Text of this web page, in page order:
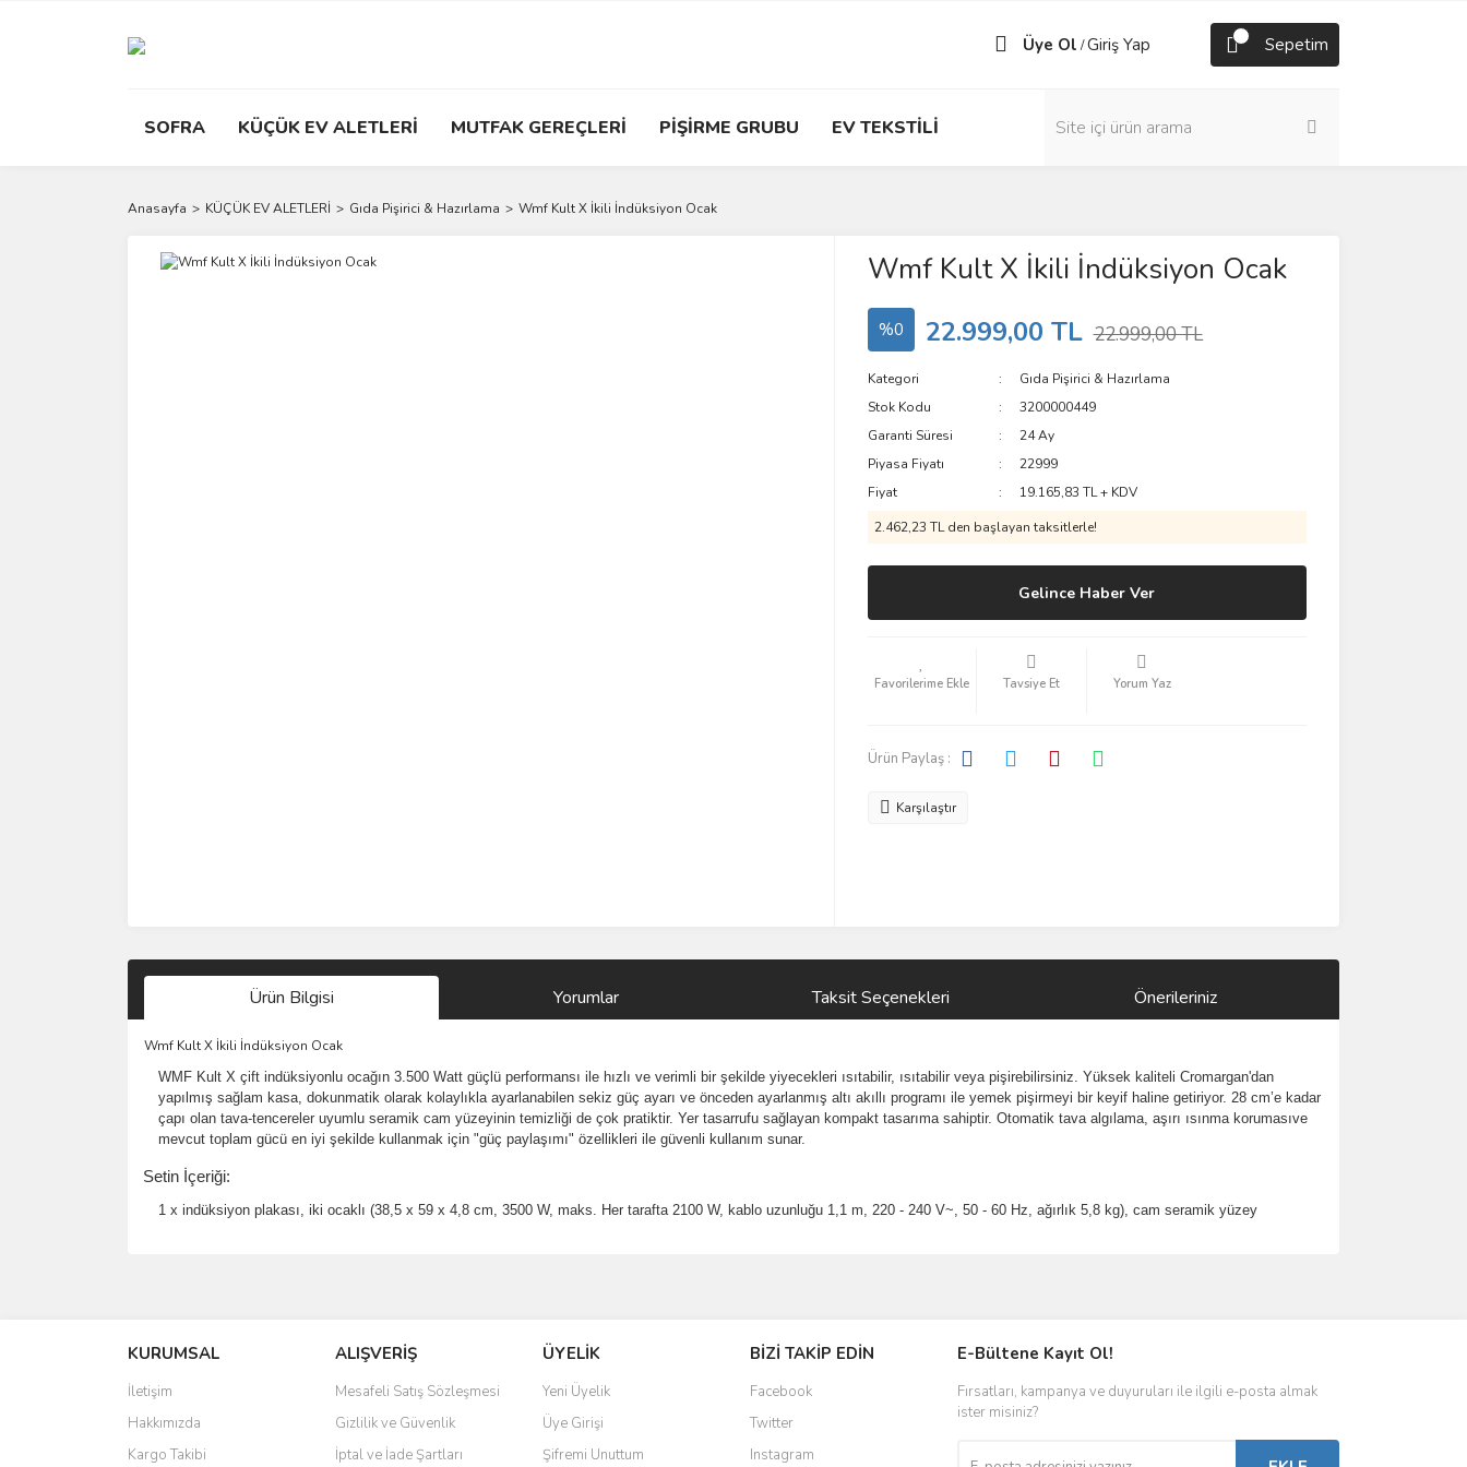
Üye Ol /Giriş Yap Sepetim
SOFRA KÜÇÜK EV ALETLERİ MUTFAK GEREÇLERİ PİŞİRME GRUBU EV TEKSTİLİ
Anasayfa KÜÇÜK EV ALETLERİ Gıda Pişirici & Hazırlama Wmf Kult X İkili İndüksiyon Ocak
Wmf Kult X İkili İndüksiyon Ocak
%0 22.999,00 TL 22.999,00 TL
Kategori
Gıda Pişirici & Hazırlama
Stok Kodu
3200000449
Garanti Süresi
24 Ay
Piyasa Fiyatı
22999
Fiyat
19.165,83 TL + KDV
2.462,23 TL den başlayan taksitlerle!
Gelince Haber Ver
Tavsiye Et Yorum Yaz
Ürün Paylaş :
Karşılaştır
Ürün Bilgisi Yorumlar Taksit Seçenekleri Önerileriniz
Wmf Kult X İkili İndüksiyon Ocak
WMF Kult X çift indüksiyonlu ocağın 3.500 Watt güçlü performansı ile hızlı ve verimli bir şekilde yiyecekleri ısıtabilir, ısıtabilir veya pişirebilirsiniz. Yüksek kaliteli Cromargan'dan
yapılmış sağlam kasa, dokunmatik olarak kolaylıkla ayarlanabilen sekiz güç ayarı ve önceden ayarlanmış altı akıllı programı ile yemek pişirmeyi bir keyif haline getiriyor. 28 cm’e kadar
çapı olan tava-tencereler uyumlu seramik cam yüzeyinin temizliği de çok pratiktir. Yer tasarrufu sağlayan kompakt tasarıma sahiptir. Otomatik tava algılama, aşırı ısınma korumasıve
mevcut toplam gücü en iyi şekilde kullanmak için "güç paylaşımı" özellikleri ile güvenli kullanım sunar.
Setin İçeriği:
1 x indüksiyon plakası, iki ocaklı (38,5 x 59 x 4,8 cm, 3500 W, maks. Her tarafta 2100 W, kablo uzunluğu 1,1 m, 220 - 240 V~, 50 - 60 Hz, ağırlık 5,8 kg), cam seramik yüzey
Ürün resmi kalitesiz, bozuk veya görüntülenemiyor.
Ürün açıklamasında eksik bilgiler bulunuyor.
Ürün bilgilerinde hatalar bulunuyor.
Ürün fiyatı diğer sitelerden daha pahalı.
KURUMSAL
İletişim
Hakkımızda
Kargo Takibi
ALIŞVERİŞ
Mesafeli Satış Sözleşmesi
Gizlilik ve Güvenlik
İptal ve İade Şartları
ÜYELİK
Yeni Üyelik
Üye Girişi
Şifremi Unuttum
BİZİ TAKİP EDİN
Facebook
Twitter
Instagram
E-Bültene Kayıt Ol!
Fırsatları, kampanya ve duyuruları ile ilgili e-posta almak
ister misiniz?